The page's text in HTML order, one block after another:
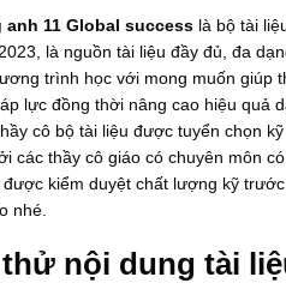
11 Global success là bộ tài
là nguồn tài liệu đầy đủ, đa
trình học với mong muốn giúp
lực đồng thời nâng cao hiệu quả
cô bộ tài liệu được tuyển chọn
các thầy cô giáo có chuyên môn
kiểm duyệt chất lượng kỹ
nhé.
nội dung tài